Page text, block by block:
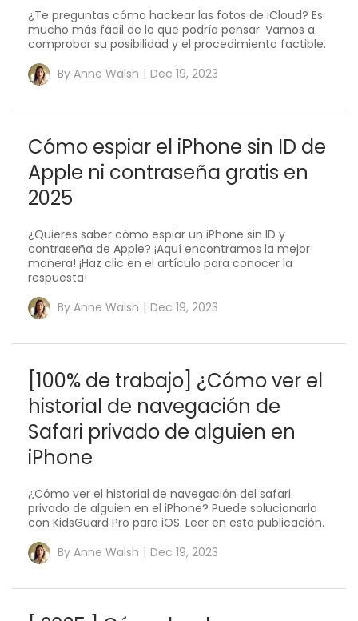
¿Te preguntas cómo hackear las fotos de iCloud? Es
mucho más fácil de lo que podría pensar. Vamos a
comprobar su posibilidad y el procedimiento factible.
By Anne Walsh | Dec 19, 2023
Cómo espiar el iPhone sin ID de
Apple ni contraseña gratis en
2025
¿Quieres saber cómo espiar un iPhone sin ID y
contraseña de Apple? ¡Aquí encontramos la mejor
manera! ¡Haz clic en el artículo para conocer la
respuesta!
By Anne Walsh | Dec 19, 2023
[100% de trabajo] ¿Cómo ver el
historial de navegación de
Safari privado de alguien en
iPhone
¿Cómo ver el historial de navegación del safari
privado de alguien en el iPhone? Puede solucionarlo
con KidsGuard Pro para iOS. Leer en esta publicación.
By Anne Walsh | Dec 19, 2023